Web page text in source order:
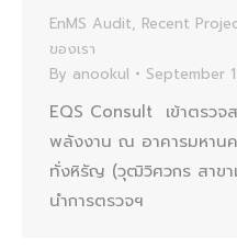
EnMS Audit, Recent
ของเรา
By anookul September
EQS Consult เข้าตรวจ
พลังงาน ณ อาคารมหาน
ทั่งหิรัญ (วุฒิวิศวกร สาขา
นำการตรวจฯ